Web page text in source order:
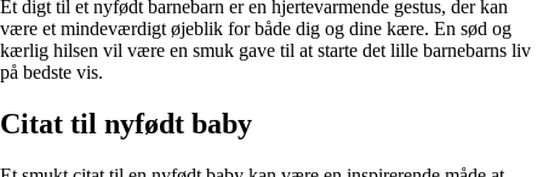
Et digt til et nyfødt barnebarn er en hjertevarmende gestus, der kan
være et mindeværdigt øjeblik for både dig og dine kære. En sød og
kærlig hilsen vil være en smuk gave til at starte det lille barnebarns liv
på bedste vis.
Citat til nyfødt baby